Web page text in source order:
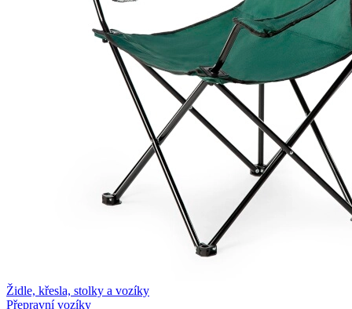
Židle, křesla, stolky a vozíky
Přepravní vozíky